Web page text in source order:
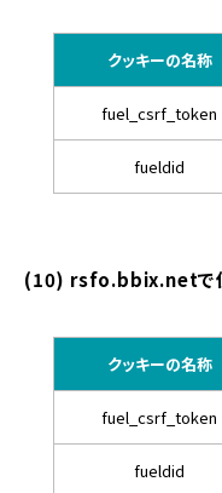
クッキーの名称
fuel_csrf_token
fueldid
(10) rsfo.bbix.netで
クッキーの名称
fuel_csrf_token
fueldid